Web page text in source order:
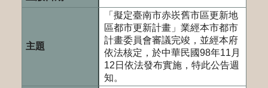
「擬定臺南市赤崁舊市區更新地
區都市更新計畫」業經本市都市
計畫委員會審議完竣，並經本府
依法核定，於中華民國98年11月
12日依法發布實施，特此公告週
知。